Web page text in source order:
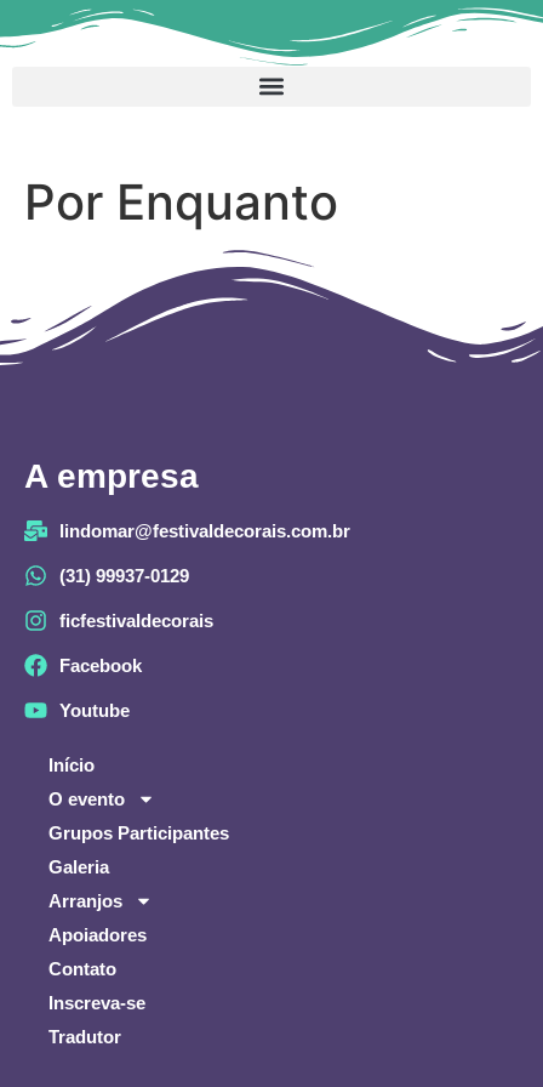
Por Enquanto
A empresa
lindomar@festivaldecorais.com.br
(31) 99937-0129
ficfestivaldecorais
Facebook
Youtube
Início
O evento
Grupos Participantes
Galeria
Arranjos
Apoiadores
Contato
Inscreva-se
Tradutor